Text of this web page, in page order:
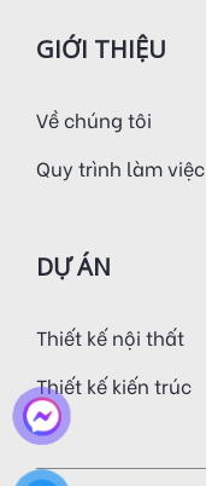
GIỚI THIỆU
Về chúng tôi
Quy trình làm việc
DỰ ÁN
Thiết kế nội thất
Thiết kế kiến trúc